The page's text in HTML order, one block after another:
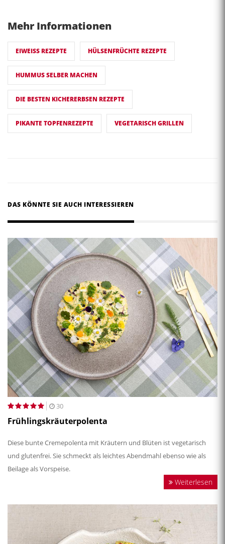
Mehr Informationen
EIWEISS REZEPTE HÜLSENFRÜCHTE REZEPTE
HUMMUS SELBER MACHEN
DIE BESTEN KICHERERBSEN REZEPTE
PIKANTE TOPFENREZEPTE VEGETARISCH GRILLEN
DAS KÖNNTE SIE AUCH INTERESSIEREN
30
Frühlingskräuterpolenta
Diese bunte Cremepolenta mit Kräutern und Blüten ist vegetarisch
und glutenfrei. Sie schmeckt als leichtes Abendmahl ebenso wie als
Beilage als Vorspeise.
Weiterlesen